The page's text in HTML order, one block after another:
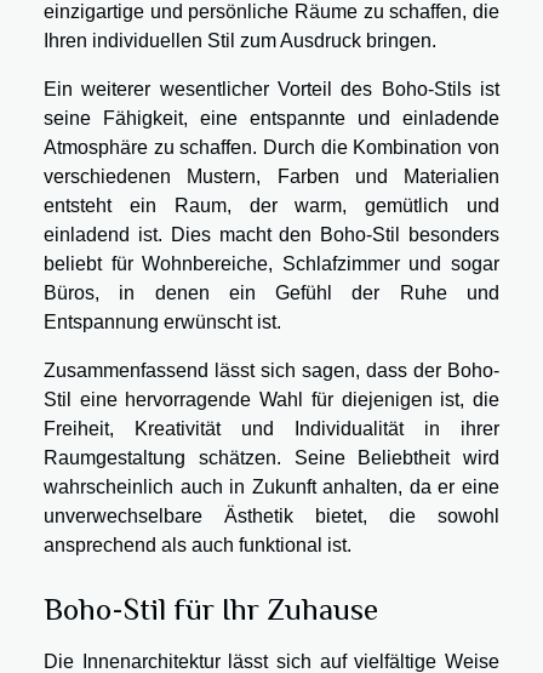
einzigartige und persönliche Räume zu schaffen, die
Ihren individuellen Stil zum Ausdruck bringen.
Ein weiterer wesentlicher Vorteil des Boho-Stils ist
seine Fähigkeit, eine entspannte und einladende
Atmosphäre zu schaffen. Durch die Kombination von
verschiedenen Mustern, Farben und Materialien
entsteht ein Raum, der warm, gemütlich und
einladend ist. Dies macht den Boho-Stil besonders
beliebt für Wohnbereiche, Schlafzimmer und sogar
Büros, in denen ein Gefühl der Ruhe und
Entspannung erwünscht ist.
Zusammenfassend lässt sich sagen, dass der Boho-
Stil eine hervorragende Wahl für diejenigen ist, die
Freiheit, Kreativität und Individualität in ihrer
Raumgestaltung schätzen. Seine Beliebtheit wird
wahrscheinlich auch in Zukunft anhalten, da er eine
unverwechselbare Ästhetik bietet, die sowohl
ansprechend als auch funktional ist.
Boho-Stil für Ihr Zuhause
Die Innenarchitektur lässt sich auf vielfältige Weise